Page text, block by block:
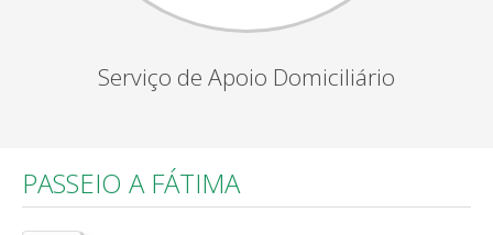
Serviço de Apoio Domiciliário
PASSEIO A FÁTIMA